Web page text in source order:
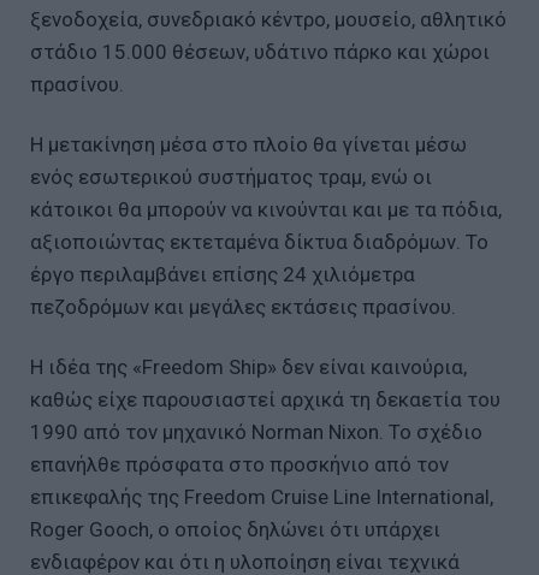
ξενοδοχεία, συνεδριακό κέντρο, μουσείο, αθλητικό
στάδιο 15.000 θέσεων, υδάτινο πάρκο και χώροι
πρασίνου.
Η μετακίνηση μέσα στο πλοίο θα γίνεται μέσω
ενός εσωτερικού συστήματος τραμ, ενώ οι
κάτοικοι θα μπορούν να κινούνται και με τα πόδια,
αξιοποιώντας εκτεταμένα δίκτυα διαδρόμων. Το
έργο περιλαμβάνει επίσης 24 χιλιόμετρα
πεζοδρόμων και μεγάλες εκτάσεις πρασίνου.
Η ιδέα της «Freedom Ship» δεν είναι καινούρια,
καθώς είχε παρουσιαστεί αρχικά τη δεκαετία του
1990 από τον μηχανικό Norman Nixon. Το σχέδιο
επανήλθε πρόσφατα στο προσκήνιο από τον
επικεφαλής της Freedom Cruise Line International,
Roger Gooch, ο οποίος δηλώνει ότι υπάρχει
ενδιαφέρον και ότι η υλοποίηση είναι τεχνικά